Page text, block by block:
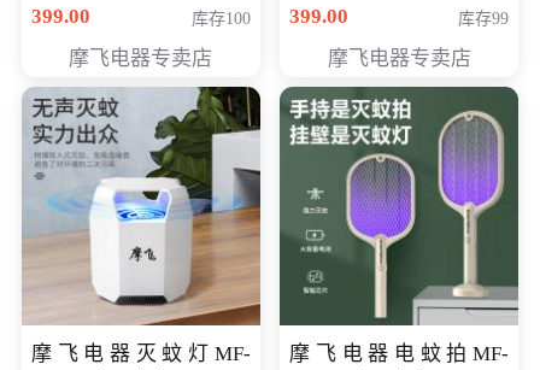
员专享价268元
399.00 库存100
摩飞电器专卖店
元
399.00 库存99
摩飞电器专卖店
摩飞电器灭蚊灯MF-
摩飞电器电蚊拍MF-